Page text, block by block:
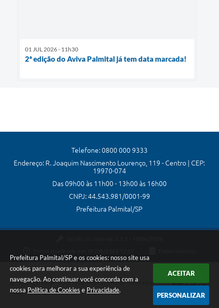
Prefeitura Palmital/SP e os cookies: nosso site usa
cookies para melhorar a sua experiência de
navegação. Ao continuar você concorda com a
nossa Política de Cookies e Privacidade.
ACEITAR
PERSONALIZAR
01 JUL 2026 - 11h30
2ª edição do Aviva Palmital já tem data marcada!
Telefone: 0800 000 9333
Endereço: R. Joaquim Nascimento Lourenço, 119 - Centro | CEP:
19970-074
Das 09h00 às 11h00 - 13h00 às 16h00
CNPJ: 44.543.981/0001-99
Prefeitura Palmital/SP
Copyright Instar - 2006-2026. Todos os direitos reservados -
Instar Tecnologia